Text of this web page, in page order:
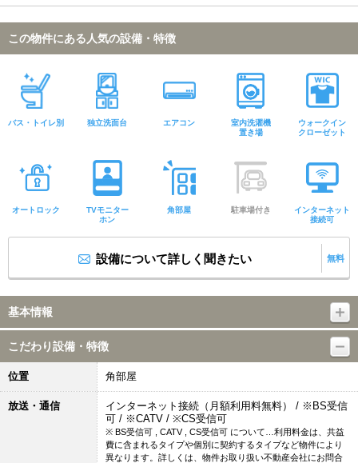
この物件にある人気の設備・特徴
バス・トイレ別 独立洗面台 エアコン
室内洗濯機
置き場
ウォークイン
クローゼット
オートロック
TVモニター
ホン
角部屋 駐車場付き
インターネット
接続可
設備について詳しく聞きたい 無料
基本情報
こだわり設備・特徴
位置 角部屋
放送・通信
インターネット接続（月額利用料無料） / ※BS受信
可 / ※CATV / ※CS受信可
※ BS受信可 , CATV , CS受信可 について…利用料金は、共益
費に含まれるタイプや個別に契約するタイプなど物件により
異なります。詳しくは、物件お取り扱い不動産会社にお問合